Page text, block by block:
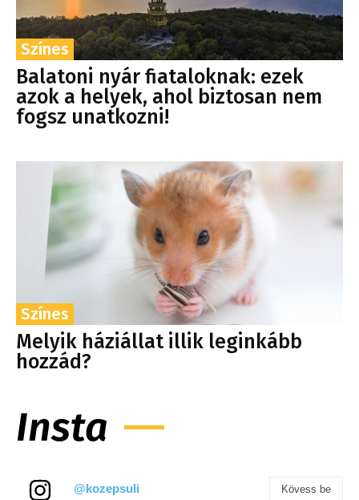
Színes
Balatoni nyár fiataloknak: ezek
azok a helyek, ahol biztosan nem
fogsz unatkozni!
Színes
Melyik háziállat illik leginkább
hozzád?
Insta
@kozepsuli Kövess be